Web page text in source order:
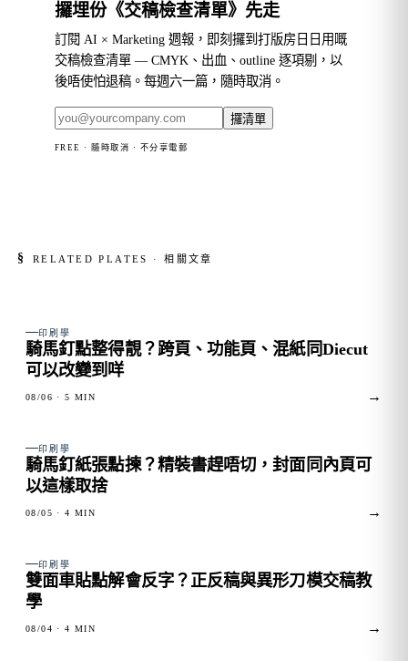
攞埋份《交稿檢查清單》先走
訂閱 AI × Marketing 週報，即刻攞到打版房日日用嘅
交稿檢查清單 — CMYK、出血、outline 逐項剔，以
後唔使怕退稿。每週六一篇，隨時取消。
攞清單
FREE · 隨時取消 · 不分享電郵
§ RELATED PLATES · 相關文章
FIG. 01
印刷學
騎馬釘點整得靚？跨頁、功能頁、混紙同Diecut
可以改變到咩
08/06 · 5 MIN →
FIG. 02
印刷學
騎馬釘紙張點揀？精裝書趕唔切，封面同內頁可
以這樣取捨
08/05 · 4 MIN →
FIG. 03
印刷學
雙面車貼點解會反字？正反稿與異形刀模交稿教
學
08/04 · 4 MIN →